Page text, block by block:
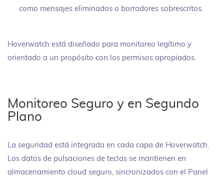
como mensajes eliminados o borradores sobrescritos.
Hoverwatch está diseñado para monitoreo legítimo y
orientado a un propósito con los permisos apropiados.
Monitoreo Seguro y en Segundo
Plano
La seguridad está integrada en cada capa de Hoverwatch.
Los datos de pulsaciones de teclas se mantienen en
almacenamiento cloud seguro, sincronizados con el Panel